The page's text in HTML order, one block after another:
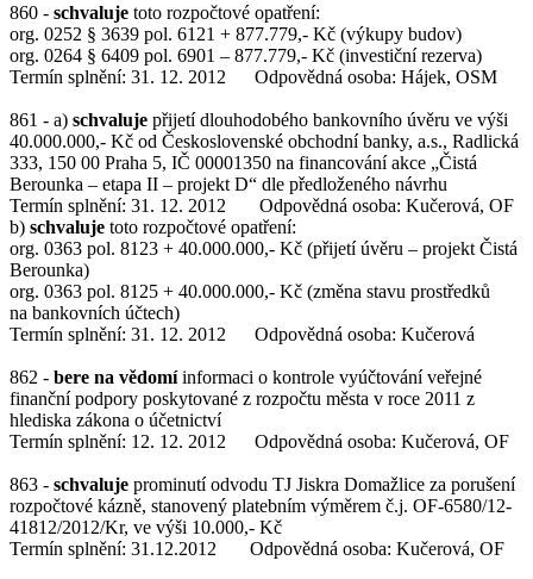
860 - schvaluje toto rozpočtové opatření:
org. 0252 § 3639 pol. 6121 + 877.779,- Kč (výkupy budov)
org. 0264 § 6409 pol. 6901 – 877.779,- Kč (investiční rezerva)
Termín splnění: 31. 12. 2012 Odpovědná osoba: Hájek, OSM
861 - a) schvaluje přijetí dlouhodobého bankovního úvěru ve výši
40.000.000,- Kč od Československé obchodní banky, a.s., Radlická
333, 150 00 Praha 5, IČ 00001350 na financování akce „Čistá
Berounka – etapa II – projekt D“ dle předloženého návrhu
Termín splnění: 31. 12. 2012 Odpovědná osoba: Kučerová, OF
b) schvaluje toto rozpočtové opatření:
org. 0363 pol. 8123 + 40.000.000,- Kč (přijetí úvěru – projekt Čistá
Berounka)
org. 0363 pol. 8125 + 40.000.000,- Kč (změna stavu prostředků
na bankovních účtech)
Termín splnění: 31. 12. 2012 Odpovědná osoba: Kučerová
862 - bere na vědomíinformaci o kontrole vyúčtování veřejné
finanční podpory poskytované z rozpočtu města v roce 2011 z
hlediska zákona o účetnictví
Termín splnění: 12. 12. 2012 Odpovědná osoba: Kučerová, OF
863 - schvaluje prominutí odvodu TJ Jiskra Domažlice za porušení
rozpočtové kázně, stanovený platebním výměrem č.j. OF-6580/12-
41812/2012/Kr, ve výši 10.000,- Kč
Termín splnění: 31.12.2012 Odpovědná osoba: Kučerová, OF